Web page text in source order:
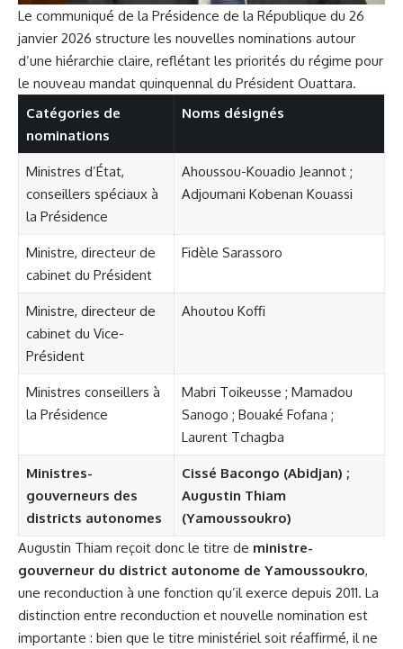
Le communiqué de la Présidence de la République du 26
janvier 2026 structure les nouvelles nominations autour
d’une hiérarchie claire, reflétant les priorités du régime pour
le nouveau mandat quinquennal du Président Ouattara.
Catégories de
nominations
Noms désignés
Ministres d’État,
conseillers spéciaux à
la Présidence
Ahoussou-Kouadio Jeannot;
Adjoumani Kobenan Kouassi
Ministre, directeur de
cabinet du Président
Fidèle Sarassoro
Ministre, directeur de
cabinet du Vice-
Président
Ahoutou Koffi
Ministres conseillers à
la Présidence
Mabri Toikeusse ; Mamadou
Sanogo ; Bouaké Fofana ;
Laurent Tchagba
Ministres-
gouverneurs des
districts autonomes
Cissé Bacongo (Abidjan) ;
Augustin Thiam
(Yamoussoukro)
Augustin Thiam reçoit donc le titre de ministre-
gouverneur du district autonome de Yamoussoukro,
une reconduction à une fonction qu’il exerce depuis 2011. La
distinction entre reconduction et nouvelle nomination est
importante : bien que le titre ministériel soit réaffirmé, il ne